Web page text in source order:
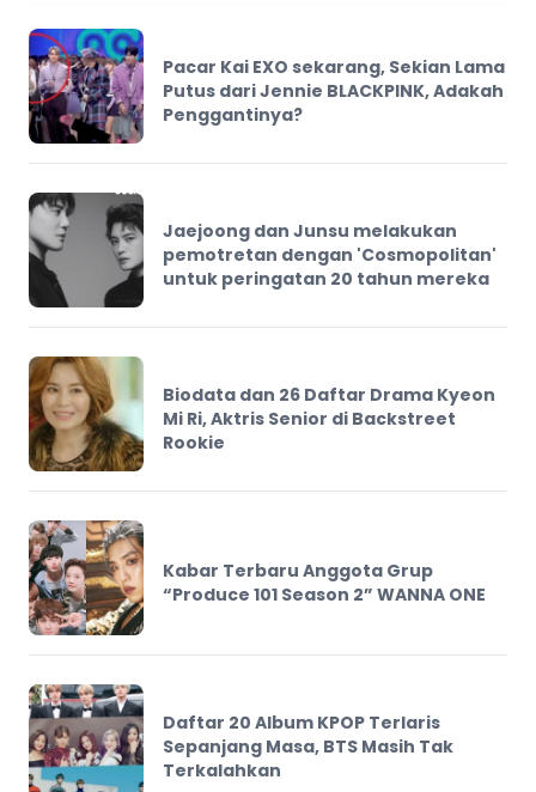
Pacar Kai EXO sekarang, Sekian Lama
Putus dari Jennie BLACKPINK, Adakah
Penggantinya?
Jaejoong dan Junsu melakukan
pemotretan dengan 'Cosmopolitan'
untuk peringatan 20 tahun mereka
Biodata dan 26 Daftar Drama Kyeon
Mi Ri, Aktris Senior di Backstreet
Rookie
Kabar Terbaru Anggota Grup
“Produce 101 Season 2” WANNA ONE
Daftar 20 Album KPOP Terlaris
Sepanjang Masa, BTS Masih Tak
Terkalahkan